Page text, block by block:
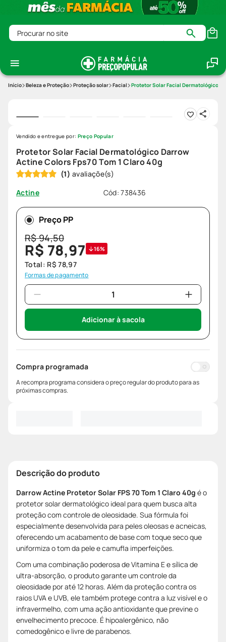
Procurar no site
Beleza e Proteção Proteção solar Facial Protetor Solar Facial Dermatológico
Protetor Solar Facial Dermatológico Darrow
Actine Colors Fps70 Tom 1 Claro 40g
(1)
Actine
Cód:738436
Vendido e entregue por: Preço Popular
Preço PP
R$94,50
R$ 78,97 16%
Total: R$ 78,97
Formas de pagamento
Adicionar à sacola
Compra programada
A recompra programa considera o preço regular do produto para as
próximas compras.
Descrição do produto
Darrow Actine Protetor Solar FPS 70 Tom 1 Claro 40g é o
protetor solar dermatológico ideal para quem busca alta
proteção com controle de oleosidade. Sua fórmula foi
especialmente desenvolvida para peles oleosas e acneicas,
oferecendo um acabamento de base com toque seco que
uniformiza o tom da pele e camufla imperfeições.
Com uma combinação poderosa de Vitamina E e sílica de
ultra-absorção, o produto garante um controle da
oleosidade por até 12 horas. Além da proteção contra os
raios UVA e UVB, ele também protege contra a luz visível e o
infravermelho, com uma ação antioxidante que previne o
envelhecimento precoce. É hipoalergênico, não
comedogênico e livre de parabenos.